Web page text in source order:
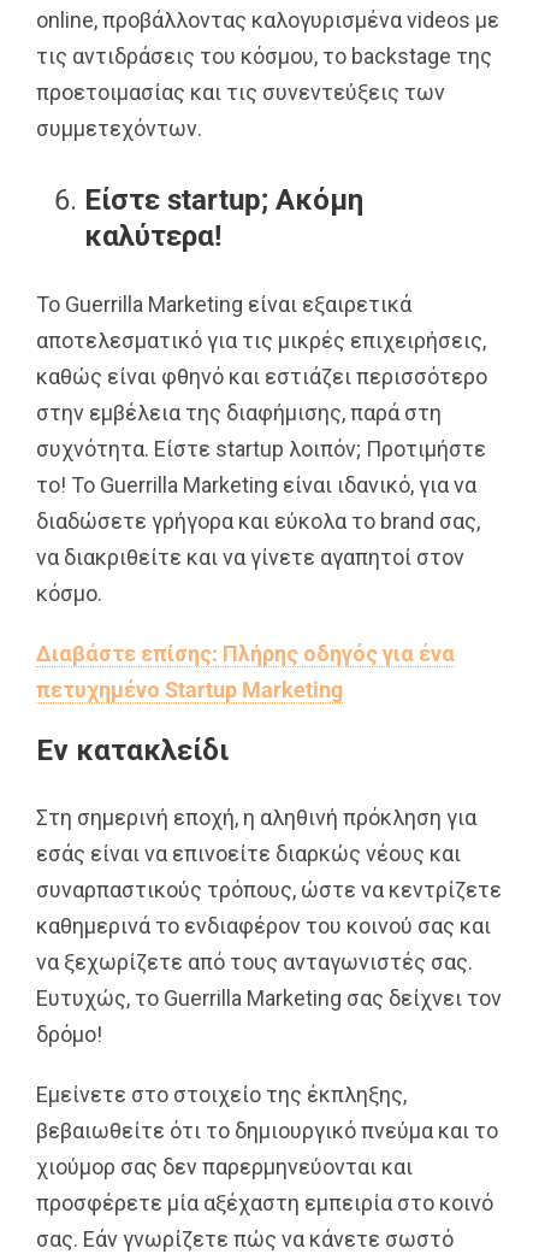
online, προβάλλοντας καλογυρισμένα videos με
τις αντιδράσεις του κόσμου, το backstage της
προετοιμασίας και τις συνεντεύξεις των
συμμετεχόντων.
Είστε startup; Ακόμη
καλύτερα!
Το Guerrilla Marketing είναι εξαιρετικά
αποτελεσματικό για τις μικρές επιχειρήσεις,
καθώς είναι φθηνό και εστιάζει περισσότερο
στην εμβέλεια της διαφήμισης, παρά στη
συχνότητα. Είστε startup λοιπόν; Προτιμήστε
το! Το Guerrilla Marketing είναι ιδανικό, για να
διαδώσετε γρήγορα και εύκολα το brand σας,
να διακριθείτε και να γίνετε αγαπητοί στον
κόσμο.
Διαβάστε επίσης: Πλήρης οδηγός για ένα
πετυχημένο Startup Marketing
Εν κατακλείδι
Στη σημερινή εποχή, η αληθινή πρόκληση για
εσάς είναι να επινοείτε διαρκώς νέους και
συναρπαστικούς τρόπους, ώστε να κεντρίζετε
καθημερινά το ενδιαφέρον του κοινού σας και
να ξεχωρίζετε από τους ανταγωνιστές σας.
Ευτυχώς, το Guerrilla Marketing σας δείχνει τον
δρόμο!
Εμείνετε στο στοιχείο της έκπληξης,
βεβαιωθείτε ότι το δημιουργικό πνεύμα και το
χιούμορ σας δεν παρερμηνεύονται και
προσφέρετε μία αξέχαστη εμπειρία στο κοινό
σας. Εάν γνωρίζετε πώς να κάνετε σωστό